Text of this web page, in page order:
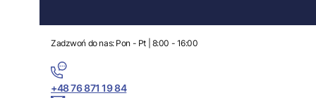
Zadzwoń do nas: Pon - Pt | 8:00 - 16:00
+48 76 871 19 84